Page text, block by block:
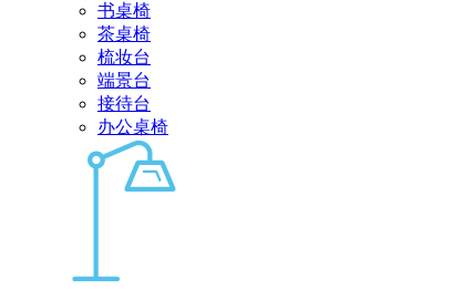
书桌椅
茶桌椅
梳妆台
端景台
接待台
办公桌椅